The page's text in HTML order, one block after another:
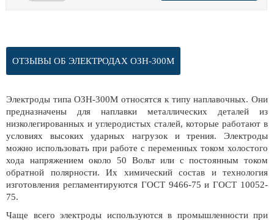
ОТЗЫВЫ ОБ ЭЛЕКТРОДАХ ОЗН-300М
Электроды типа ОЗН-300М относятся к типу наплавочных. Они
предназначены для наплавки металлических деталей из
низколегированных и углеродистых сталей, которые работают в
условиях высоких ударных нагрузок и трения. Электроды
можно использовать при работе с переменных током холостого
хода напряжением около 50 Вольт или с постоянным током
обратной полярности. Их химический состав и технология
изготовления регламентируются ГОСТ 9466-75 и ГОСТ 10052-
75.
Чаще всего электроды используются в промышленности при